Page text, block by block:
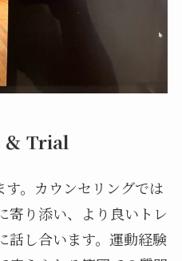
Trial
す。カウンセリングでは
寄り添い、より良いトレ
話し合います。運動経験